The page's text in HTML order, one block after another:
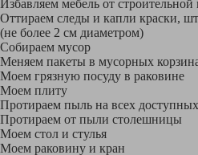
Избавляем мебель от
Оттираем следы и капли краски,
(не более 2 см диаметром)
Собираем мусор
Меняем пакеты в мусорных
Моем грязную посуду в раковине
Моем плиту
Протираем пыль на всех
Протираем от пыли столешницы
Моем стол и стулья
Моем раковину и кран